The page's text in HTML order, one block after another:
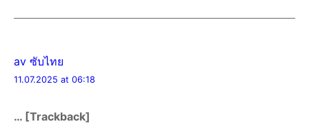
av ซับไทย
11.07.2025 at 06:18
… [Trackback]